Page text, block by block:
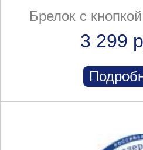
Брелок с
3 299